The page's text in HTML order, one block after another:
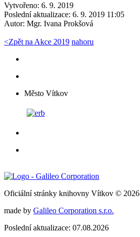
Vytvořeno: 6. 9. 2019
Poslední aktualizace: 6. 9. 2019 11:05
Autor: Mgr. Ivana Prokšová
<Zpět na Akce 2019 nahoru
Město Vítkov
Oficiální stránky knihovny Vítkov © 2026
made by Galileo Corporation s.r.o.
Poslední aktualizace: 07.08.2026